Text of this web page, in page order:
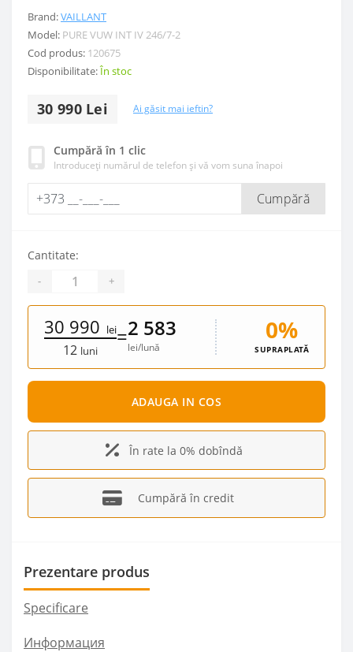
Brand:VAILLANT
Model: PURE VUW INT IV 246/7-2
Cod produs: 120675
Disponibilitate:În stoc
30 990 Lei Ai găsit mai ieftin?
Cumpără în 1 clic
Introduceți numărul de telefon și vă vom suna înapoi
Cumpără
Cantitate:
- +
30 990 lei
12 luni
=2 583
lei/lună
0%
SUPRAPLATĂ
ADAUGA IN COS
În rate la 0% dobîndă
Cumpără în credit
Prezentare produs
Specificare
Информация